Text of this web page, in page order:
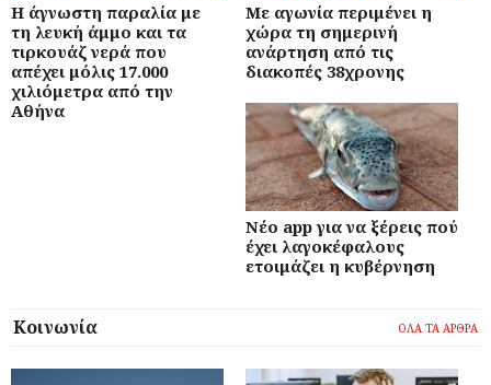
Η άγνωστη παραλία με
τη λευκή άμμο και τα
τιρκουάζ νερά που
απέχει μόλις 17.000
χιλιόμετρα από την
Αθήνα
Με αγωνία περιμένει η
χώρα τη σημερινή
ανάρτηση από τις
διακοπές 38χρονης
Νέο app για να ξέρεις πού
έχει λαγοκέφαλους
ετοιμάζει η κυβέρνηση
Κοινωνία ΟΛΑ ΤΑ ΑΡΘΡΑ